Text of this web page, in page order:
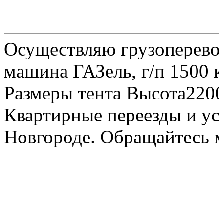
Осуществляю
машина ГАЗель, г/п 1500
Размеры тента
Квартирные переезды и
Новгороде.